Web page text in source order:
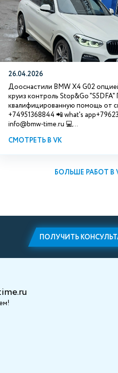
26.04.2026
Дооснастили BMW X4 G02
круиз контроль Stop&Go "S5DFA"
квалифицированную помощь от
+74951368844 📲 what's
info@bmw-time.ru 💻...
СМОТРЕТЬ В VK
БОЛЬШЕ РАБОТ В
ПОЛУЧИТЬ